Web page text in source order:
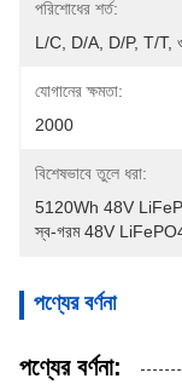
পরিশোধের শর্ত:
L/C, D/A, D/P, T/T,
যোগানের ক্ষমতা:
2000
বিশেষভাবে তুলে ধরা:
5120Wh 48V
স্ব-গরম 48V LiFePO4
পণ্যের বর্ণনা
পণ্যের বর্ণনা: